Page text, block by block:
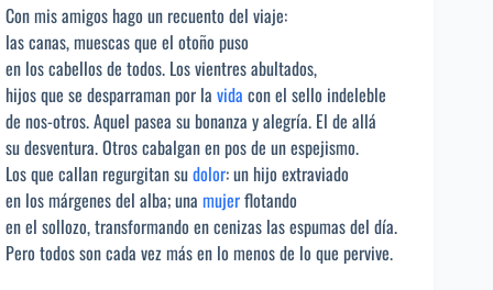
Con mis amigos hago un recuento del viaje:
las canas, muescas que el otoño puso
en los cabellos de todos. Los vientres abultados,
hijos que se desparraman por la vida con el sello indeleble
de nos-otros. Aquel pasea su bonanza y alegría. El de allá
su desventura. Otros cabalgan en pos de un espejismo.
Los que callan regurgitan sudolor: un hijo extraviado
en los márgenes del alba; una mujerflotando
en el sollozo, transformando en cenizas las espumas del día.
Pero todos son cada vez más en lo menos de lo que pervive.